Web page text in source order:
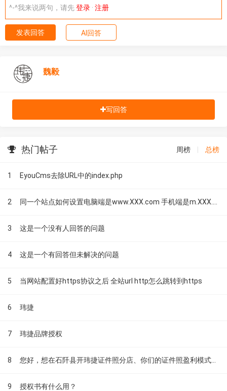
^-^我来说两句，请先登录 · 注册
发表回答 AI回答
魏毅
写回答
热门帖子 周榜 总榜
1 EyouCms去除URL中的index.php
2
3 这是一个没有人回答的问题
4 这是一个有回答但未解决的问题
5 当网站配置好https协议之后 全站url http怎么跳转到https
6 玮捷
7 玮捷品牌授权
8
9 授权书有什么用？